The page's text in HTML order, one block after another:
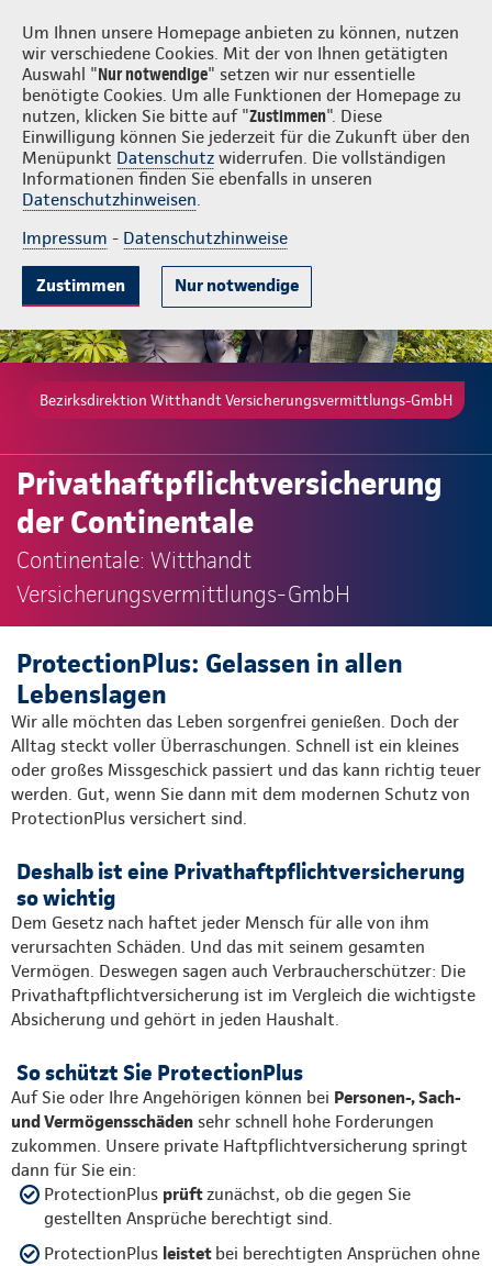
Um Ihnen unsere Homepage anbieten zu können, nutzen
wir verschiedene Cookies. Mit der von Ihnen getätigten
Auswahl "Nur notwendige" setzen wir nur essentielle
benötigte Cookies. Um alle Funktionen der Homepage zu
nutzen, klicken Sie bitte auf "Zustimmen". Diese
Einwilligung können Sie jederzeit für die Zukunft über den
Menüpunkt Datenschutz widerrufen. Die vollständigen
Informationen finden Sie ebenfalls in unseren
Datenschutzhinweisen.
Impressum - Datenschutzhinweise
Zustimmen Nur notwendige
Witthandt Versicherungsvermittlungs-GmbH Login
Gute Gründe Tarife & Leistungen Wissenswertes Beratung &
Bezirksdirektion Witthandt Versicherungsvermittlungs-GmbH
Privathaftpflichtversicherung
der Continentale
Continentale: Witthandt
Versicherungsvermittlungs-GmbH
ProtectionPlus: Gelassen in allen
Lebenslagen
Wir alle möchten das Leben sorgenfrei genießen. Doch der
Alltag steckt voller Überraschungen. Schnell ist ein kleines
oder großes Missgeschick passiert und das kann richtig teuer
werden. Gut, wenn Sie dann mit dem modernen Schutz von
ProtectionPlus versichert sind.
Deshalb ist eine Privathaftpflichtversicherung
so wichtig
Dem Gesetz nach haftet jeder Mensch für alle von ihm
verursachten Schäden. Und das mit seinem gesamten
Vermögen. Deswegen sagen auch Verbraucherschützer: Die
Privathaftpflichtversicherung ist im Vergleich die wichtigste
Absicherung und gehört in jeden Haushalt.
So schützt Sie ProtectionPlus
Auf Sie oder Ihre Angehörigen können bei Personen-, Sach-
und Vermögensschäden sehr schnell hohe Forderungen
zukommen. Unsere private Haftpflichtversicherung springt
dann für Sie ein:
ProtectionPlus prüftzunächst, ob die gegen Sie
gestellten Ansprüche berechtigt sind.
ProtectionPlus leistet bei berechtigten Ansprüchen ohne